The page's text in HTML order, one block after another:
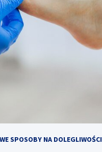
SPOSOBY NA DOLEGLIWOŚCI